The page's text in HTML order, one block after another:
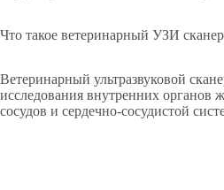
Что такое ветеринарный УЗИ
Ветеринарный ультразвуковой
исследования внутренних органов
сосудов и сердечно-сосудистой